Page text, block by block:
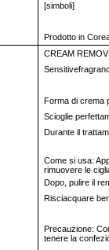
[simboli]
Prodotto in
CREAM
Forma di crema
Scioglie
Durante il
Come si usa:
rimuovere le
Dopo, pulire il
Risciacquare
Precauzione:
tenere la